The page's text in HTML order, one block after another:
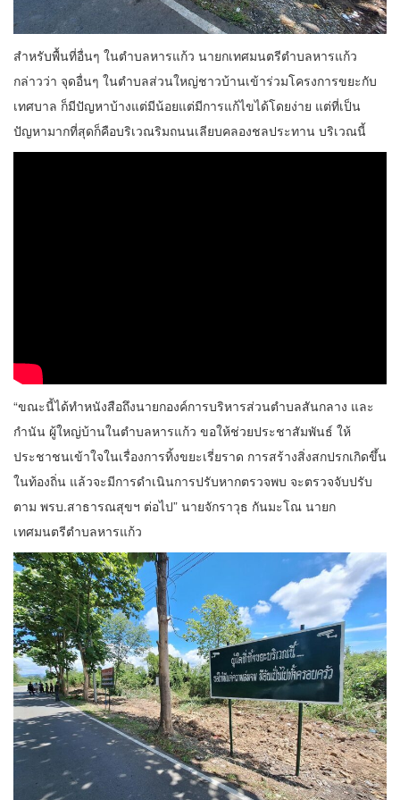
สำหรับพื้นที่อื่นๆ ในตำบลหารแก้ว นายกเทศมนตรีตำบลหารแก้ว
กล่าวว่า จุดอื่นๆ ในตำบลส่วนใหญ่ชาวบ้านเข้าร่วมโครงการขยะกับ
เทศบาล ก็มีปัญหาบ้างแต่มีน้อยแต่มีการแก้ไขได้โดยง่าย แต่ที่เป็น
ปัญหามากที่สุดก็คือบริเวณริมถนนเลียบคลองชลประทาน บริเวณนี้
“ขณะนี้ได้ทำหนังสือถึงนายกองค์การบริหารส่วนตำบลสันกลาง และ
กำนัน ผู้ใหญ่บ้านในตำบลหารแก้ว ขอให้ช่วยประชาสัมพันธ์ ให้
ประชาชนเข้าใจในเรื่องการทิ้งขยะเรี่ยราด การสร้างสิ่งสกปรกเกิดขึ้น
ในท้องถิ่น แล้วจะมีการดำเนินการปรับหากตรวจพบ จะตรวจจับปรับ
ตาม พรบ.สาธารณสุขฯ ต่อไป” นายจักราวุธ กันมะโณ นายก
เทศมนตรีตำบลหารแก้ว